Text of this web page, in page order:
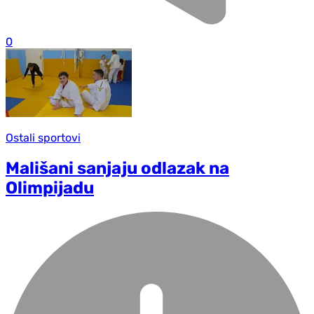
0
Ostali sportovi
Mališani sanjaju odlazak na
Olimpijadu